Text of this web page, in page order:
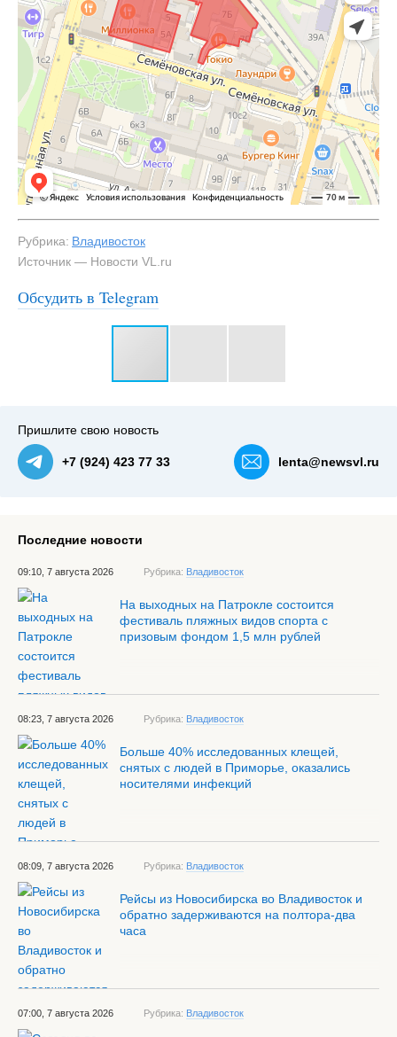
Рубрика: Владивосток
Источник — Новости VL.ru
Обсудить в Telegram
Пришлите свою новость
+7 (924) 423 77 33 lenta@newsvl.ru
Последние новости
09:10, 7 августа 2026 Рубрика: Владивосток
На выходных на Патрокле состоится
фестиваль пляжных видов спорта с
призовым фондом 1,5 млн рублей
08:23, 7 августа 2026 Рубрика: Владивосток
Больше 40% исследованных клещей,
снятых с людей в Приморье, оказались
носителями инфекций
08:09, 7 августа 2026 Рубрика: Владивосток
Рейсы из Новосибирска во Владивосток и
обратно задерживаются на полтора-два
часа
07:00, 7 августа 2026 Рубрика: Владивосток